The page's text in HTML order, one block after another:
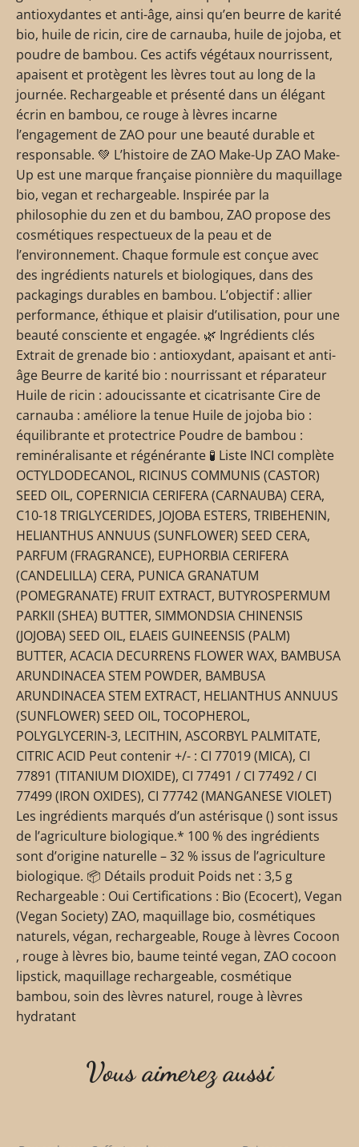
antioxydantes et anti-âge, ainsi qu’en beurre de karité
bio, huile de ricin, cire de carnauba, huile de jojoba, et
poudre de bambou. Ces actifs végétaux nourrissent,
apaisent et protègent les lèvres tout au long de la
journée. Rechargeable et présenté dans un élégant
écrin en bambou, ce rouge à lèvres incarne
l’engagement de ZAO pour une beauté durable et
responsable. 💚 L’histoire de ZAO Make-Up ZAO Make-
Up est une marque française pionnière du maquillage
bio, vegan et rechargeable. Inspirée par la
philosophie du zen et du bambou, ZAO propose des
cosmétiques respectueux de la peau et de
l’environnement. Chaque formule est conçue avec
des ingrédients naturels et biologiques, dans des
packagings durables en bambou. L’objectif : allier
performance, éthique et plaisir d’utilisation, pour une
beauté consciente et engagée. 🌿 Ingrédients clés
Extrait de grenade bio : antioxydant, apaisant et anti-
âge Beurre de karité bio : nourrissant et réparateur
Huile de ricin : adoucissante et cicatrisante Cire de
carnauba : améliore la tenue Huile de jojoba bio :
équilibrante et protectrice Poudre de bambou :
reminéralisante et régénérante 🧪 Liste INCI complète
OCTYLDODECANOL, RICINUS COMMUNIS (CASTOR)
SEED OIL, COPERNICIA CERIFERA (CARNAUBA) CERA,
C10-18 TRIGLYCERIDES, JOJOBA ESTERS, TRIBEHENIN,
HELIANTHUS ANNUUS (SUNFLOWER) SEED CERA,
PARFUM (FRAGRANCE), EUPHORBIA CERIFERA
(CANDELILLA) CERA, PUNICA GRANATUM
(POMEGRANATE) FRUIT EXTRACT, BUTYROSPERMUM
PARKII (SHEA) BUTTER, SIMMONDSIA CHINENSIS
(JOJOBA) SEED OIL, ELAEIS GUINEENSIS (PALM)
BUTTER, ACACIA DECURRENS FLOWER WAX, BAMBUSA
ARUNDINACEA STEM POWDER, BAMBUSA
ARUNDINACEA STEM EXTRACT, HELIANTHUS ANNUUS
(SUNFLOWER) SEED OIL, TOCOPHEROL,
POLYGLYCERIN-3, LECITHIN, ASCORBYL PALMITATE,
CITRIC ACID Peut contenir +/- : CI 77019 (MICA), CI
77891 (TITANIUM DIOXIDE), CI 77491 / CI 77492 / CI
77499 (IRON OXIDES), CI 77742 (MANGANESE VIOLET)
Les ingrédients marqués d’un astérisque () sont issus
de l’agriculture biologique.* 100 % des ingrédients
sont d’origine naturelle – 32 % issus de l’agriculture
biologique. 📦 Détails produit Poids net : 3,5 g
Rechargeable : Oui Certifications : Bio (Ecocert), Vegan
(Vegan Society) ZAO, maquillage bio, cosmétiques
naturels, végan, rechargeable, Rouge à lèvres Cocoon
, rouge à lèvres bio, baume teinté vegan, ZAO cocoon
lipstick, maquillage rechargeable, cosmétique
bambou, soin des lèvres naturel, rouge à lèvres
hydratant
Vous aimerez aussi